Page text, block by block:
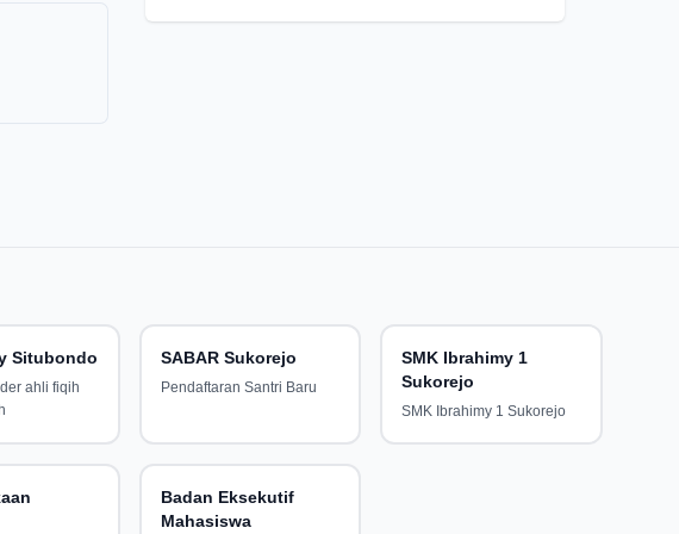
Situbondo
ahli fiqih
SABAR Sukorejo
Pendaftaran Santri Baru
SMK Ibrahimy 1
Sukorejo
SMK Ibrahimy 1 Sukorejo
Badan Eksekutif
Mahasiswa